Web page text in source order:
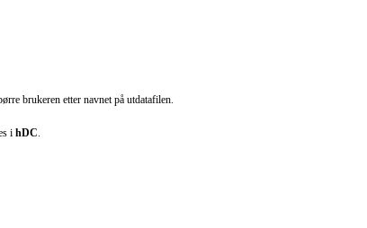
brukeren etter navnet på utdatafilen.
i hDC.